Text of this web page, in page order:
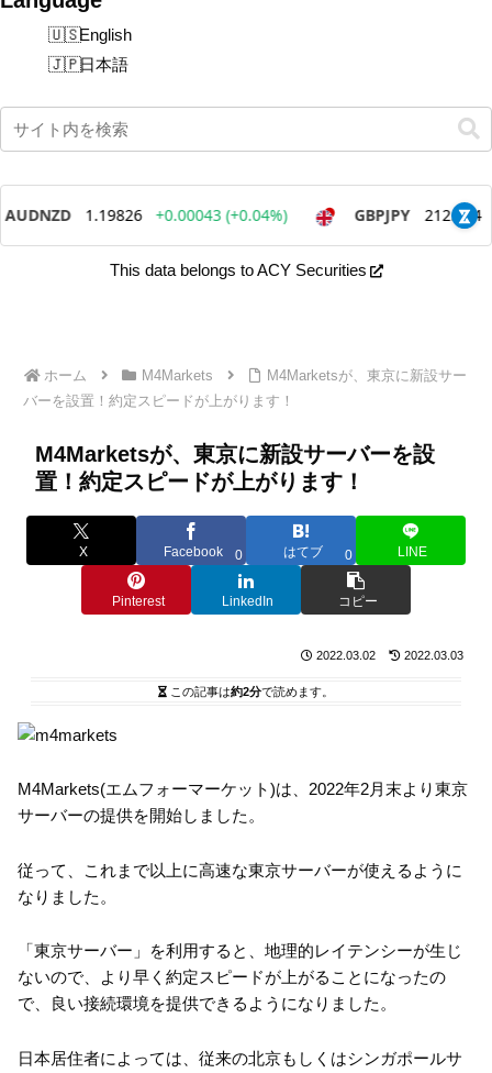
English
日本語
This data belongs to ACY Securities
ホーム M4Markets
M4Marketsが、東京に新設サー
バーを設置！約定スピードが上がります！
M4Marketsが、東京に新設サーバーを設
置！約定スピードが上がります！
X Facebook 0 はてブ 0 LINE
Pinterest LinkedIn コピー
2022.03.02 2022.03.03
この記事は約2分で読めます。
M4Markets(エムフォーマーケット)は、2022年2月末より東京
サーバーの提供を開始しました。
従って、これまで以上に高速な東京サーバーが使えるように
なりました。
「東京サーバー」を利用すると、地理的レイテンシーが生じ
ないので、より早く約定スピードが上がることになったの
で、良い接続環境を提供できるようになりました。
日本居住者によっては、従来の北京もしくはシンガポールサ